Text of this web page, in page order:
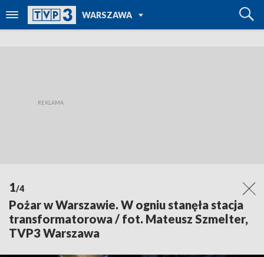
WARSZAWA
TVP REGIONY
1/4
Pożar w Warszawie. W ogniu stanęła stacja
transformatorowa / fot. Mateusz Szmelter,
TVP3 Warszawa